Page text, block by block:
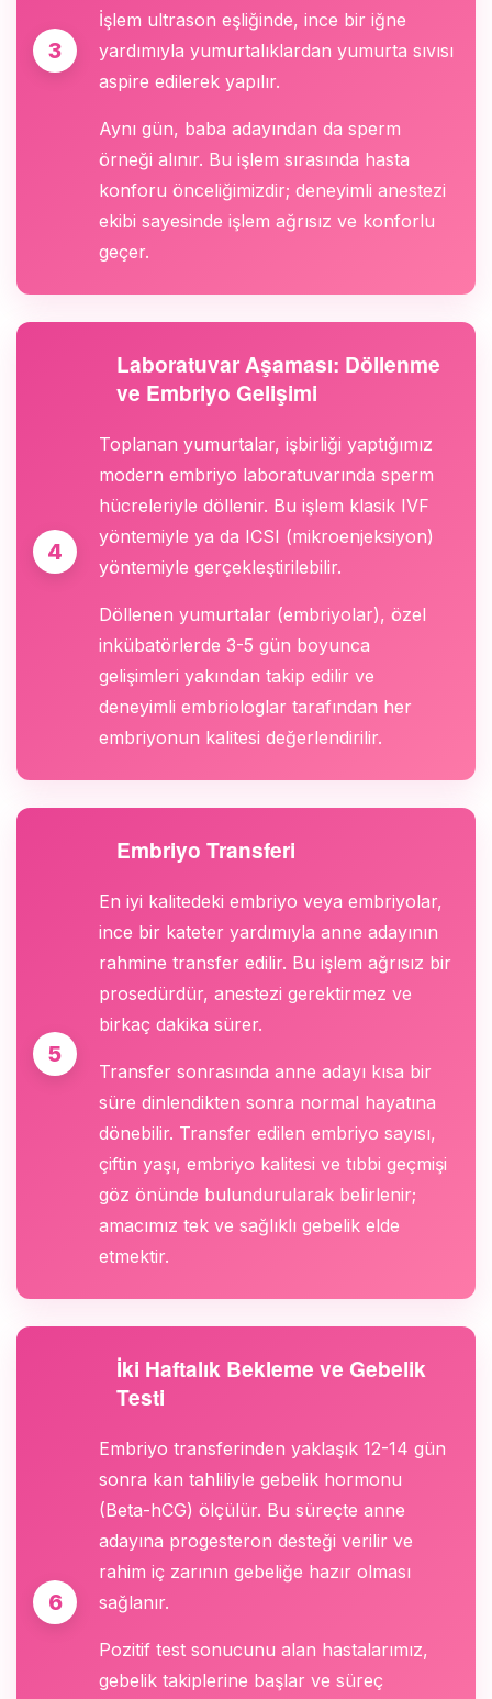
İşlem ultrason eşliğinde, ince bir iğne
yardımıyla yumurtalıklardan yumurta sıvısı
aspire edilerek yapılır.
Aynı gün, baba adayından da sperm
örneği alınır. Bu işlem sırasında hasta
konforu önceliğimizdir; deneyimli anestezi
ekibi sayesinde işlem ağrısız ve konforlu
geçer.
Laboratuvar Aşaması: Döllenme
ve Embriyo Gelişimi
Toplanan yumurtalar, işbirliği yaptığımız
modern embriyo laboratuvarında sperm
hücreleriyle döllenir. Bu işlem klasik IVF
yöntemiyle ya da ICSI (mikroenjeksiyon)
yöntemiyle gerçekleştirilebilir.
Döllenen yumurtalar (embriyolar), özel
inkübatörlerde 3-5 gün boyunca
gelişimleri yakından takip edilir ve
deneyimli embriologlar tarafından her
embriyonun kalitesi değerlendirilir.
Embriyo Transferi
En iyi kalitedeki embriyo veya embriyolar,
ince bir kateter yardımıyla anne adayının
rahmine transfer edilir. Bu işlem ağrısız bir
prosedürdür, anestezi gerektirmez ve
birkaç dakika sürer.
Transfer sonrasında anne adayı kısa bir
süre dinlendikten sonra normal hayatına
dönebilir. Transfer edilen embriyo sayısı,
çiftin yaşı, embriyo kalitesi ve tıbbi geçmişi
göz önünde bulundurularak belirlenir;
amacımız tek ve sağlıklı gebelik elde
etmektir.
İki Haftalık Bekleme ve Gebelik
Testi
Embriyo transferinden yaklaşık 12-14 gün
sonra kan tahliliyle gebelik hormonu
(Beta-hCG) ölçülür. Bu süreçte anne
adayına progesteron desteği verilir ve
rahim iç zarının gebeliğe hazır olması
sağlanır.
Pozitif test sonucunu alan hastalarımız,
gebelik takiplerine başlar ve süreç